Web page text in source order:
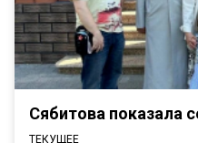
Сябитова показала
ТЕКУЩЕЕ